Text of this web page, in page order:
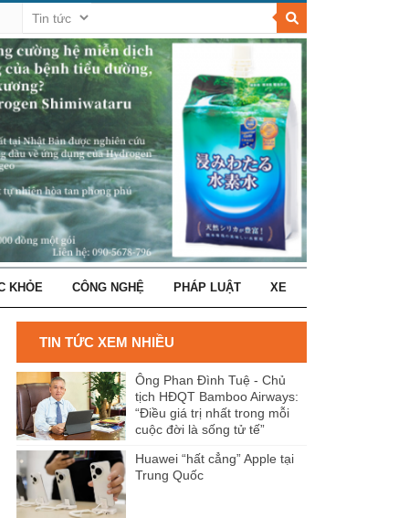
KHỎE CÔNG NGHỆ PHÁP LUẬT XE
TIN TỨC XEM NHIỀU
Ông Phan Đình Tuệ - Chủ
tịch HĐQT Bamboo Airways:
“Điều giá trị nhất trong mỗi
cuộc đời là sống tử tế”
Huawei “hất cẳng” Apple tại
Trung Quốc